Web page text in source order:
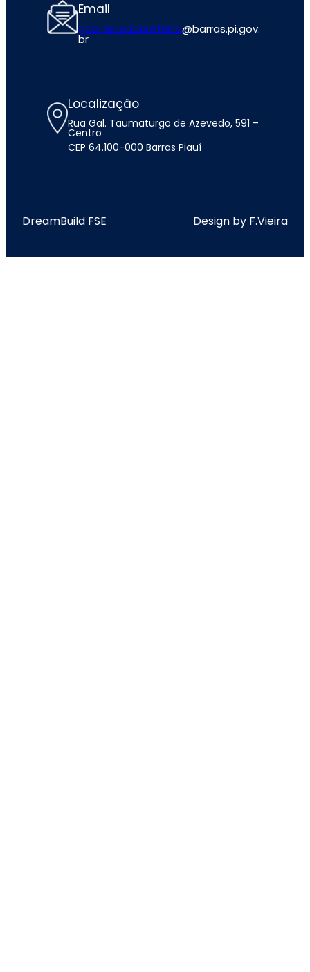
Email
gabinetedoprefeito@barras.pi.gov.
br
Localização
Rua Gal. Taumaturgo de Azevedo, 591 –
Centro
CEP 64.100-000 Barras Piauí
DreamBuild FSE Design by F.Vieira